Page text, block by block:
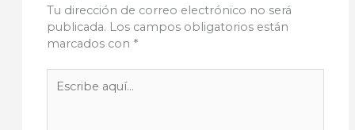
Tu dirección de correo electrónico no será
publicada. Los campos obligatorios están
marcados con *
aquí...